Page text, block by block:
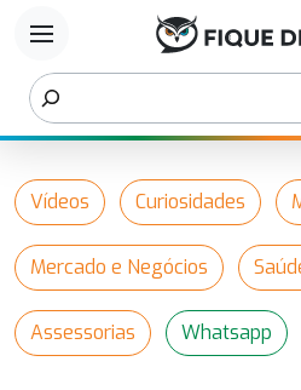
menu
Vídeos Curiosidades
Mercado e Negócios
Assessorias Whatsapp